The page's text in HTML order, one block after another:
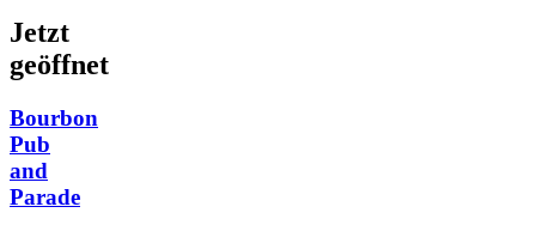
Jetzt
geöffnet
Bourbon
Pub
and
Parade